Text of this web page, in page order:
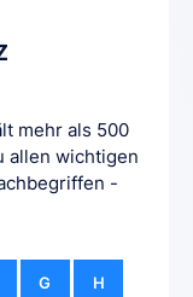
mehr als 500
allen wichtigen
-
G H